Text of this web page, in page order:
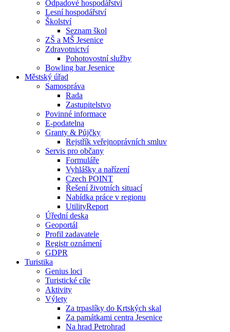
Odpadové hospodářství
Lesní hospodářství
Školství
Seznam škol
ZŠ a MŠ Jesenice
Zdravotnictví
Pohotovostní služby
Bowling bar Jesenice
Městský úřad
Samospráva
Rada
Zastupitelstvo
Povinné informace
E-podatelna
Granty & Půjčky
Rejstřík veřejnoprávních smluv
Servis pro občany
Formuláře
Vyhlášky a nařízení
Czech POINT
Řešení životních situací
Nabídka práce v regionu
UtilityReport
Úřední deska
Geoportál
Profil zadavatele
Registr oznámení
GDPR
Turistika
Genius loci
Turistické cíle
Aktivity
Výlety
Za trpaslíky do Krtských skal
Za památkami centra Jesenice
Na hrad Petrohrad